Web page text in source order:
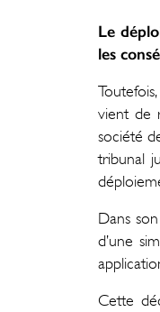
Le
les
vient de
société
tribunal
Dans
d’une
Cette